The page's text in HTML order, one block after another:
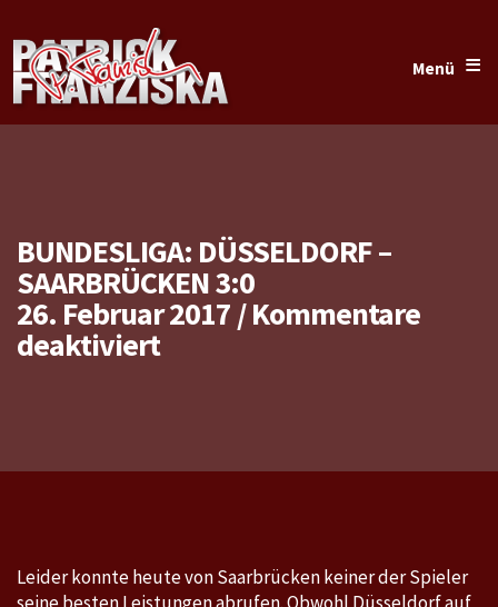
Menü ≡
BUNDESLIGA: DÜSSELDORF –
SAARBRÜCKEN 3:0
26. Februar 2017/Kommentare
deaktiviertfür
Saarbrücken
Leider konnte heute von Saarbrücken keiner der Spieler